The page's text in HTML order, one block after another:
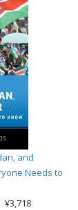
and
Needs to
¥3,718